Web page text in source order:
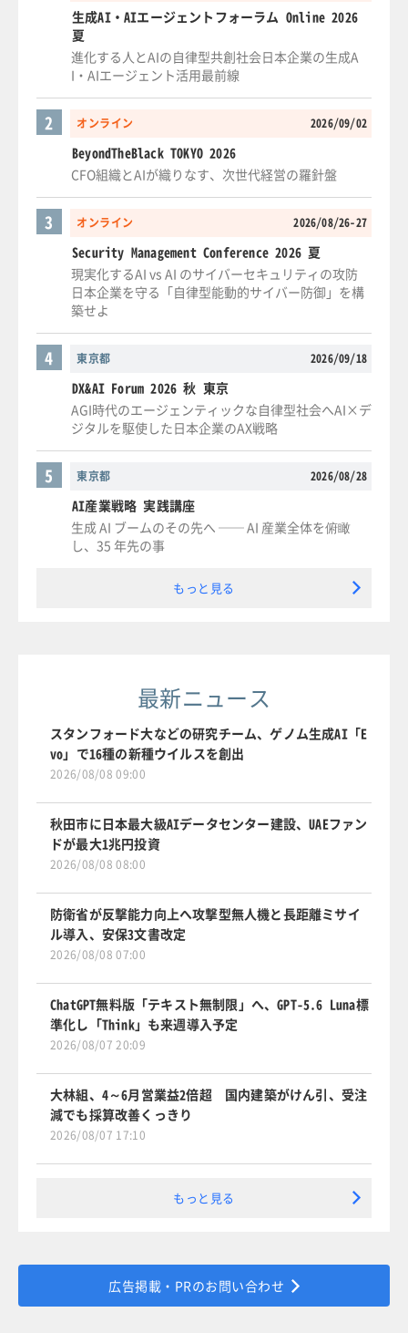
生成AI・AIエージェントフォーラム Online 2026
夏
進化する人とAIの自律型共創社会日本企業の生成A
I・AIエージェント活用最前線
オンライン 2026/09/02
2
BeyondTheBlack TOKYO 2026
CFO組織とAIが織りなす、次世代経営の羅針盤
オンライン 2026/08/26-27
3
Security Management Conference 2026 夏
現実化するAI vs AI のサイバーセキュリティの攻防
日本企業を守る「自律型能動的サイバー防御」を構
築せよ
東京都 2026/09/18
4
DX&AI Forum 2026 秋 東京
AGI時代のエージェンティックな自律型社会へAI×デ
ジタルを駆使した日本企業のAX戦略
東京都 2026/08/28
5
AI産業戦略 実践講座
生成 AI ブームのその先へ ── AI 産業全体を俯瞰
し、35 年先の事
もっと見る
最新ニュース
スタンフォード大などの研究チーム、ゲノム生成AI「E
vo」で16種の新種ウイルスを創出
2026/08/08 09:00
秋田市に日本最大級AIデータセンター建設、UAEファン
ドが最大1兆円投資
2026/08/08 08:00
防衛省が反撃能力向上へ攻撃型無人機と長距離ミサイ
ル導入、安保3文書改定
2026/08/08 07:00
ChatGPT無料版「テキスト無制限」へ、GPT-5.6 Luna標
準化し「Think」も来週導入予定
2026/08/07 20:09
大林組、4～6月営業益2倍超 国内建築がけん引、受注
減でも採算改善くっきり
2026/08/07 17:10
もっと見る
広告掲載・PRのお問い合わせ